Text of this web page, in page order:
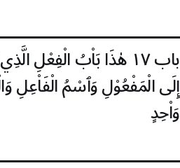
باب ١٧ هٰذَا بَاْبُ الْفِعْلِ
إِلَى الْمَفْعُوْلِ وَٱسْمُ الْفَاْعِلِ
وَاْحِدٍ